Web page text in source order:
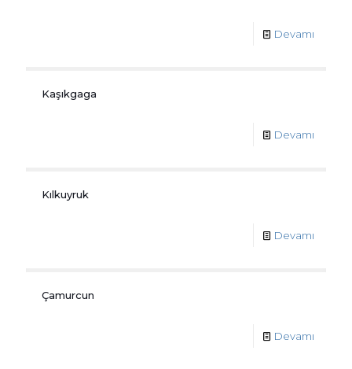
Devamı
Kaşıkgaga
Devamı
Kılkuyruk
Devamı
Çamurcun
Devamı